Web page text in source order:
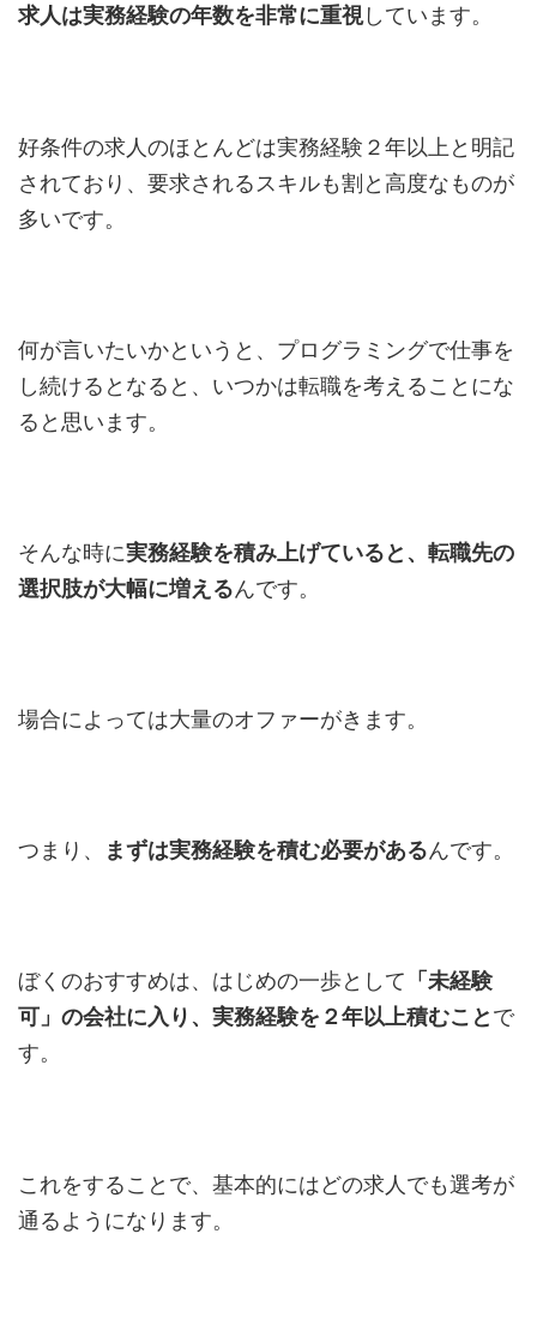
求人は実務経験の年数を非常に重視しています。
好条件の求人のほとんどは実務経験２年以上と明記
されており、要求されるスキルも割と高度なものが
多いです。
何が言いたいかというと、プログラミングで仕事を
し続けるとなると、いつかは転職を考えることにな
ると思います。
そんな時に実務経験を積み上げていると、転職先の
選択肢が大幅に増えるんです。
場合によっては大量のオファーがきます。
つまり、 まずは実務経験を積む必要があるんです。
ぼくのおすすめは、はじめの一歩として 「未経験
可」の会社に入り、実務経験を２年以上積むことで
す。
これをすることで、基本的にはどの求人でも選考が
通るようになります。